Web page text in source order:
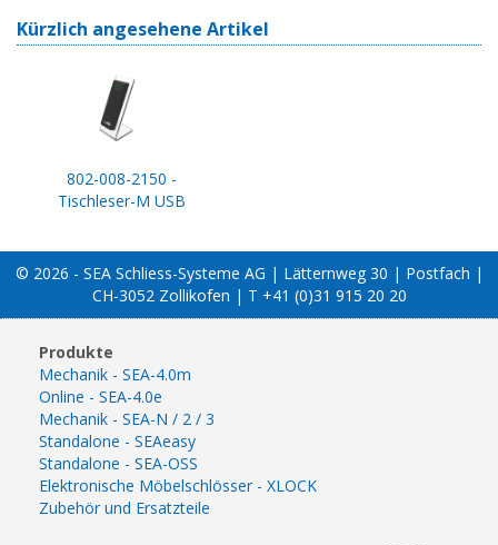
Kürzlich angesehene Artikel
802-008-2150 -
Tischleser-M USB
© 2026 - SEA Schliess-Systeme AG | Lätternweg 30 | Postfach |
CH-3052 Zollikofen | T +41 (0)31 915 20 20
Produkte
Mechanik - SEA-4.0m
Online - SEA-4.0e
Mechanik - SEA-N / 2 / 3
Standalone - SEAeasy
Standalone - SEA-OSS
Elektronische Möbelschlösser - XLOCK
Zubehör und Ersatzteile